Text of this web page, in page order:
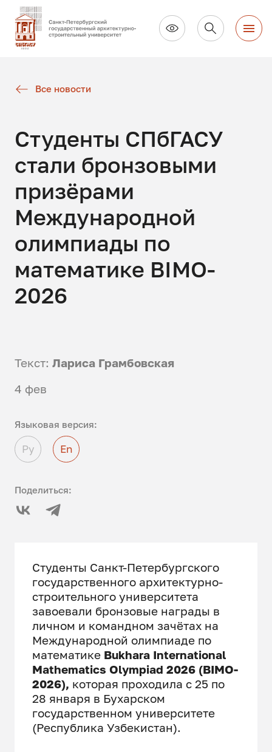
Все новости
Студенты СПбГАСУ
стали бронзовыми
призёрами
Международной
олимпиады по
математике BIMO-
2026
Текст:Лариса Грамбовская
4 фев
Языковая версия:
Ру En
Поделиться:
Студенты Санкт-Петербургского
государственного архитектурно-
строительного университета
завоевали бронзовые награды в
личном и командном зачётах на
Международной олимпиаде по
математике Bukhara International
Mathematics Olympiad 2026 (BIMO-
2026), которая проходила с 25 по
28 января в Бухарском
государственном университете
(Республика Узбекистан).